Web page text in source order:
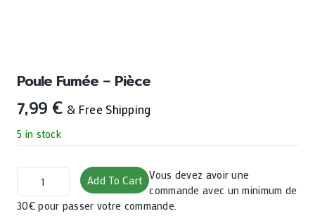
Poule Fumée – Pièce
7,99 € & Free Shipping
5 in stock
Poule
fumée
-
Add To Cart Vous devez avoir une
commande avec un minimum de
30€ pour passer votre commande.